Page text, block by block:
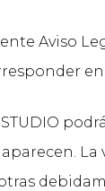
Aviso
STUDIO
La